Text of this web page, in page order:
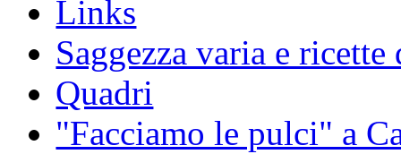
Links
Saggezza varia e
Quadri
"Facciamo le pulci" a